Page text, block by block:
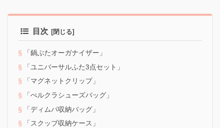
目次
「鍋ぶたオーガナイザー」
「ユニバーサルふた3点セット」
「マグネットクリップ」
「ぺルクラシューズバッグ」
「ディムパ収納バッグ」
「スクッブ収納ケース」